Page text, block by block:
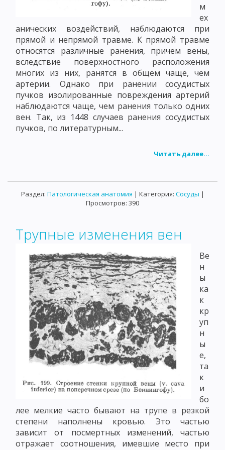
м
ех
анических воздействий, наблюдаются при
прямой и непрямой травме. К прямой травме
относятся различные ранения, причем вены,
вследствие поверхностного расположения
многих из них, ранятся в общем чаще, чем
артерии. Однако при ранении сосудистых
пучков изолированные повреждения артерий
наблюдаются чаще, чем ранения только одних
вен. Так, из 1448 случаев ранения сосудистых
пучков, по литературным...
Читать далее...
Раздел: Патологическая анатомия | Категория: Сосуды |
Просмотров: 390
Трупные изменения вен
Ве
н
ы
ка
к
кр
уп
н
ы
е,
та
к
и
бо
лее мелкие часто бывают на трупе в резкой
степени наполнены кровью. Это частью
зависит от посмертных изменений, частью
отражает соотношения, имевшие место при